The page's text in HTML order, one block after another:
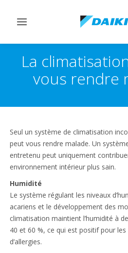
Afficher/masquer
La
vous rendre
Seul un système de climatisation
peut vous rendre malade. Un
entretenu peut uniquement
environnement intérieur plus sain.
Humidité
Le système régulant les niveaux
acariens et le développement des
climatisation maintient l’humidité à
40 et 60 %, ce qui est positif pour
d’allergies.